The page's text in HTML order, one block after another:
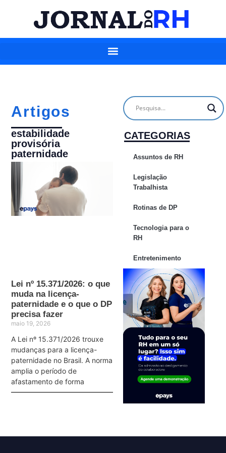
Artigos
estabilidade
provisória
paternidade
Lei nº 15.371/2026: o que
muda na licença-
paternidade e o que o DP
precisa fazer
maio 19, 2026
A Lei nº 15.371/2026 trouxe
mudanças para a licença-
paternidade no Brasil. A norma
amplia o período de
afastamento de forma
CATEGORIAS
Assuntos de RH
Legislação
Trabalhista
Rotinas de DP
Tecnologia para o
RH
Entretenimento